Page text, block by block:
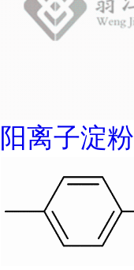
阳离子淀粉